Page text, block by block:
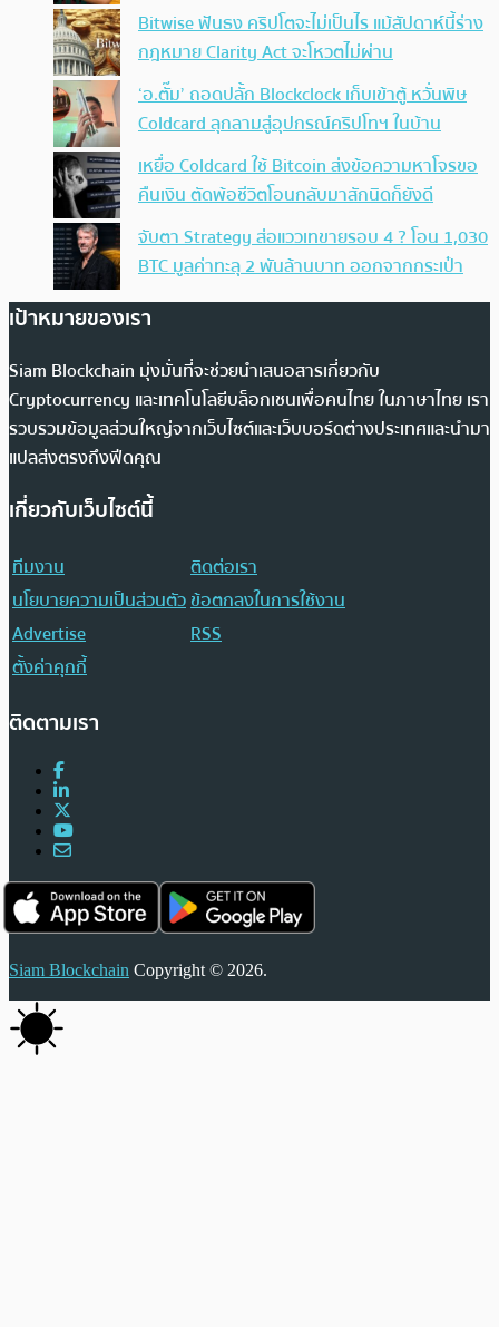
Bitwise ฟันธง คริปโตจะไม่เป็นไร แม้สัปดาห์นี้ร่าง
กฎหมาย Clarity Act จะโหวตไม่ผ่าน
‘อ.ตั๊ม’ ถอดปลั้ก Blockclock เก็บเข้าตู้ หวั่นพิษ
Coldcard ลุกลามสู่อุปกรณ์คริปโทฯ ในบ้าน
เหยื่อ Coldcard ใช้ Bitcoin ส่งข้อความหาโจรขอ
คืนเงิน ตัดพ้อชีวิตโอนกลับมาสักนิดก็ยังดี
จับตา Strategy ส่อแววเทขายรอบ 4 ? โอน 1,030
BTC มูลค่าทะลุ 2 พันล้านบาท ออกจากกระเป๋า
เป้าหมายของเรา
Siam Blockchain มุ่งมั่นที่จะช่วยนำเสนอสารเกี่ยวกับ
Cryptocurrency และเทคโนโลยีบล็อกเชนเพื่อคนไทย ในภาษาไทย เรา
รวบรวมข้อมูลส่วนใหญ่จากเว็บไซต์และเว็บบอร์ดต่างประเทศและนำมา
แปลส่งตรงถึงฟีดคุณ
เกี่ยวกับเว็บไซต์นี้
ทีมงาน
ติดต่อเรา
นโยบายความเป็นส่วนตัวข้อตกลงในการใช้งาน
Advertise
RSS
ตั้งค่าคุกกี้
ติดตามเรา
Siam Blockchain Copyright © 2026.